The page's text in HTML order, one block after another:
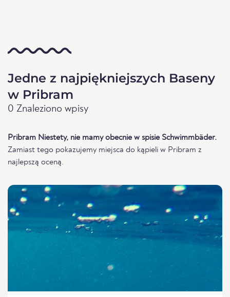
Jedne z najpiękniejszych Baseny
w Pribram
0 Znaleziono wpisy
Pribram Niestety, nie mamy obecnie w spisie Schwimmbäder.
Zamiast tego pokazujemy miejsca do kąpieli w Pribram z
najlepszą oceną.